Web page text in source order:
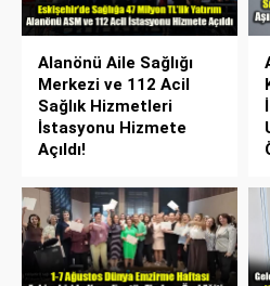
Alanönü Aile Sağlığı
Merkezi ve 112 Acil
Sağlık Hizmetleri
İstasyonu Hizmete
Açıldı!